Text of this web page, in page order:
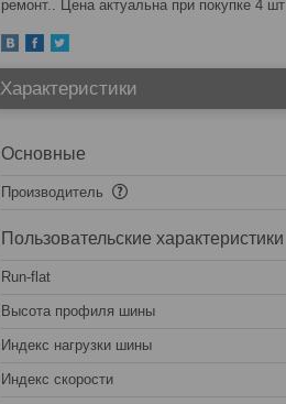
ремонт.. Цена актуальна при покупке 4 шт
Характеристики
Основные
Производитель
Пользовательские характеристики
Run-flat
Высота профиля шины
Индекс нагрузки шины
Индекс скорости